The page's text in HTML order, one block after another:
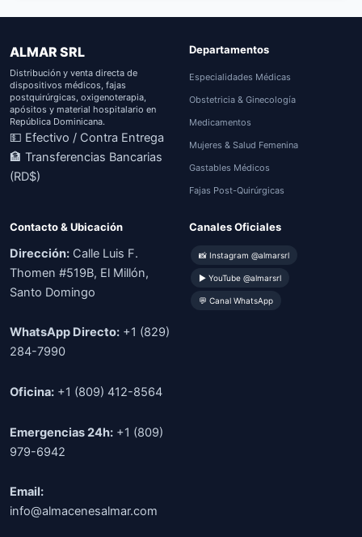
ALMAR SRL
Distribución y venta directa de
dispositivos médicos, fajas
postquirúrgicas, oxigenoterapia,
apósitos y material hospitalario en
República Dominicana.
💵 Efectivo / Contra Entrega
🏦 Transferencias Bancarias
(RD$)
Departamentos
Especialidades Médicas
Obstetricia & Ginecología
Medicamentos
Mujeres & Salud Femenina
Gastables Médicos
Fajas Post-Quirúrgicas
Contacto & Ubicación
Dirección: Calle Luis F.
Thomen #519B, El Millón,
Santo Domingo
WhatsApp Directo: +1 (829)
284-7990
Oficina: +1 (809) 412-8564
Emergencias 24h: +1 (809)
979-6942
Email:
info@almacenesalmar.com
Canales Oficiales
📸 Instagram @almarsrl
▶ YouTube @almarsrl
💬 Canal WhatsApp